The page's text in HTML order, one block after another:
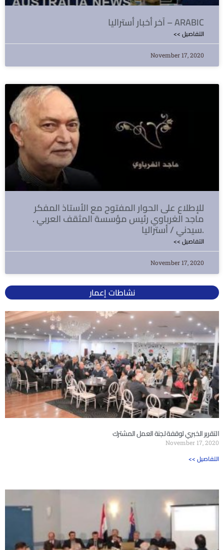
آخر أخبار أستراليا – ARABIC
<< التفاصيل
November 17, 2020
للإطلاع على الحوار المفتوح مع الأستاذ المفكر
ماجد الغرباوي رئيس مؤسسة المثقف العربي .
سيدني / أستراليا.
<< التفاصيل
November 17, 2020
نشاطات إعمار
التقرير الخبري لوقفة لجنة العمل المشترك
November 17, 2020
<< التفاصيل